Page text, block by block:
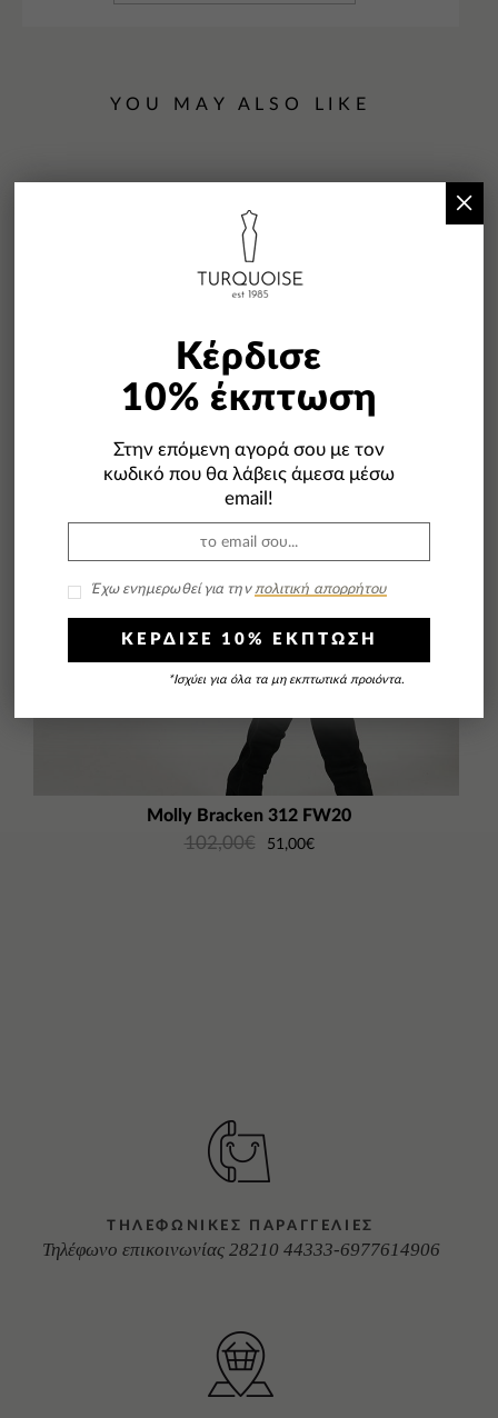
YOU MAY ALSO LIKE
Molly Bracken 312 FW20
102,00€ 51,00€
ΤΗΛΕΦΩΝΙΚΕΣ ΠΑΡΑΓΓΕΛΙΕΣ
Τηλέφωνο επικοινωνίας 28210 44333-6977614906
Κέρδισε
10% έκπτωση
Στην επόμενη αγορά σου με τον
κωδικό που θα λάβεις άμεσα μέσω
email!
Έχω ενημερωθεί για τηνπολιτική απορρήτου
ΚΕΡΔΙΣΕ 10% ΕΚΠΤΩΣΗ
*Ισχύει για όλα τα μη εκπτωτικά προιόντα.
×